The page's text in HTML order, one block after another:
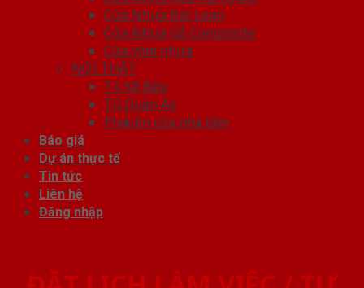
Cửa Nhựa Đài Loan
Cửa Nhựa Gỗ Composite
Cửa vòm nhựa
NỘI THẤT
Tủ Kệ Bếp
Tủ Quần Áo
Phụ kiện cửa nhà tắm
Báo giá
Dự án thực tế
Tin tức
Liên hệ
Đăng nhập